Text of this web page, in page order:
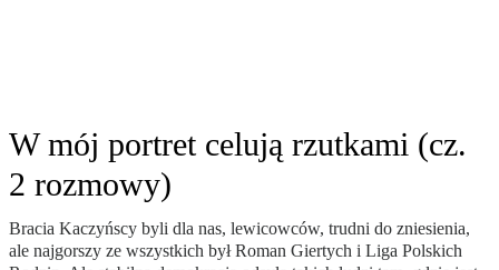
W mój portret celują rzutkami (cz.
2 rozmowy)
Bracia Kaczyńscy byli dla nas, lewicowców, trudni do zniesienia,
ale najgorszy ze wszystkich był Roman Giertych i Liga Polskich